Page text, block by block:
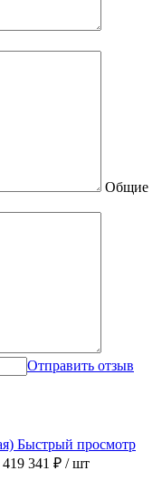
Общие
Отправить отзыв
Быстрый просмотр
419 341 ₽ / шт